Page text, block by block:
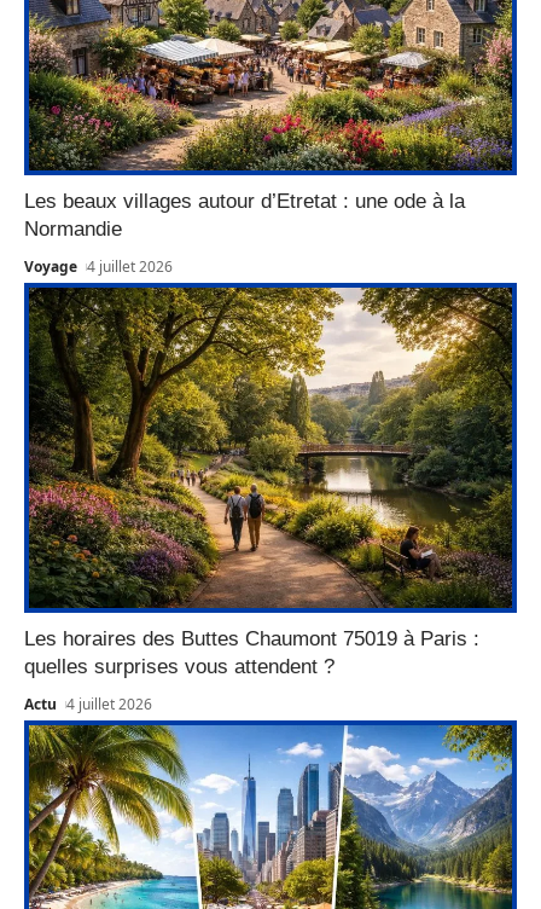
Les beaux villages autour d’Etretat : une ode à la
Normandie
Voyage 4 juillet 2026
Les horaires des Buttes Chaumont 75019 à Paris :
quelles surprises vous attendent ?
Actu 4 juillet 2026